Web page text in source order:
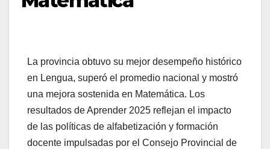
La provincia obtuvo su mejor desempeño histórico
en Lengua, superó el promedio nacional y mostró
una mejora sostenida en Matemática. Los
resultados de Aprender 2025 reflejan el impacto
de las políticas de alfabetización y formación
docente impulsadas por el Consejo Provincial de